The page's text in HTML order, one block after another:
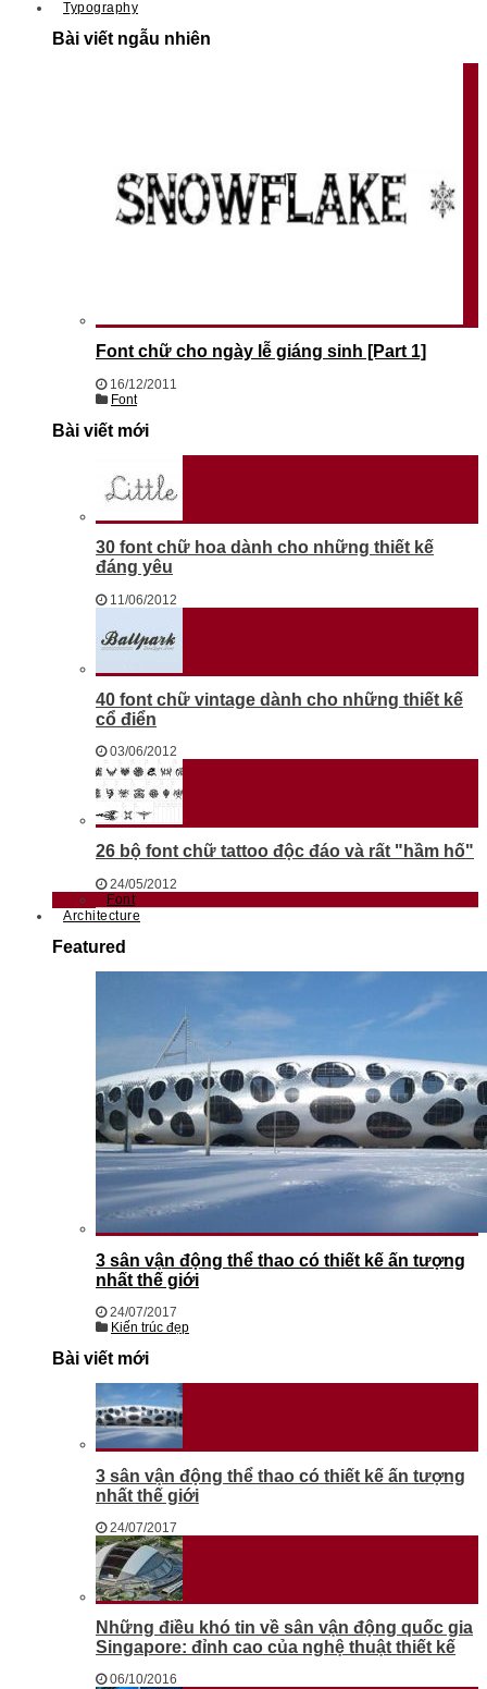
Typography
Bài viết ngẫu nhiên
Font chữ cho ngày lễ giáng sinh [Part 1]
16/12/2011
Font
Bài viết mới
30 font chữ hoa dành cho những thiết kế
đáng yêu
11/06/2012
40 font chữ vintage dành cho những thiết kế
cổ điển
03/06/2012
26 bộ font chữ tattoo độc đáo và rất "hầm hố"
24/05/2012
Font
Architecture
Featured
3 sân vận động thể thao có thiết kế ấn tượng
nhất thế giới
24/07/2017
Kiến trúc đẹp
Bài viết mới
3 sân vận động thể thao có thiết kế ấn tượng
nhất thế giới
24/07/2017
Những điều khó tin về sân vận động quốc gia
Singapore: đỉnh cao của nghệ thuật thiết kế
06/10/2016